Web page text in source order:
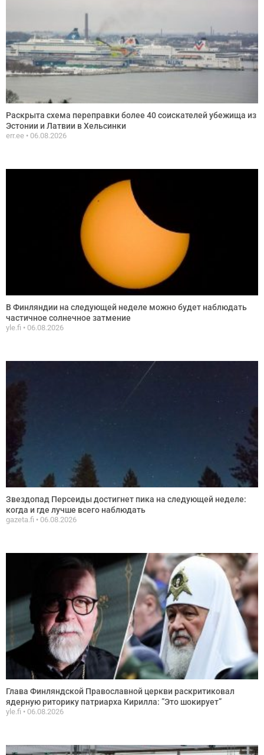
Раскрыта схема переправки более 40 соискателей убежища из
Эстонии и Латвии в Хельсинки
err.ee 06.08.2026
В Финляндии на следующей неделе можно будет наблюдать
частичное солнечное затмение
yle.fi 06.08.2026
Звездопад Персеиды достигнет пика на следующей неделе:
когда и где лучше всего наблюдать
gazeta.fi 06.08.2026
Глава Финляндской Православной церкви раскритиковал
ядерную риторику патриарха Кирилла: ”Это шокирует”
yle.fi 06.08.2026